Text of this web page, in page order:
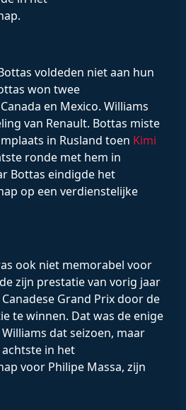
voldeden niet aan hun
won twee
en Mexico. Williams
van Renault. Bottas miste
in Rusland toen Kimi
ronde met hem in
Bottas eindigde het
op een verdienstelijke
ook niet memorabel voor
zijn prestatie van vorig jaar
Grand Prix door de
te winnen. Dat was de enige
dat seizoen, maar
in het
voor Philipe Massa, zijn